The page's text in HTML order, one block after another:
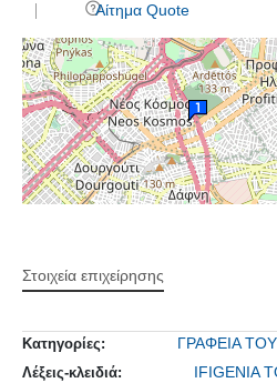
Αίτημα Quote
Στοιχεία επιχείρησης
Κατηγορίες: ΓΡΑΦΕΙΑ
Λέξεις-κλειδιά: IFIGENIA